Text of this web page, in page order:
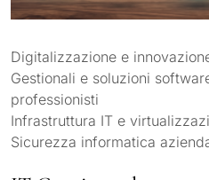
Digitalizzazione e
Gestionali e soluzioni
professionisti
Infrastruttura IT e
Sicurezza informatica